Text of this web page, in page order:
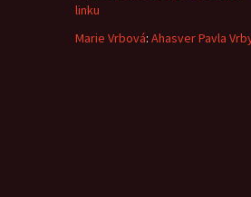
linku
Marie Vrbová: Ahasver Pavla